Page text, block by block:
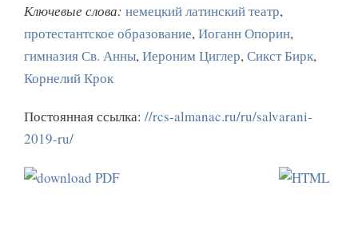
Ключевые слова: немецкий латинский театр,
протестантское образование,Иоганн Опорин,
гимназия Св. Анны,Иероним Циглер,Сикст Бирк,
Корнелий Крок
Постоянная ссылка: //rcs-almanac.ru/ru/salvarani-
2019-ru/